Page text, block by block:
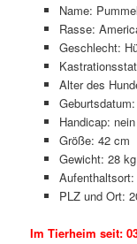
Name: Pummel
Rasse:
Geschlecht:
Alter des
Handicap: nein
Größe: 42 cm
Gewicht: 28 kg
Aufenthaltsort:
PLZ und Ort:
Im Tierheim seit: